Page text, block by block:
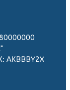
АКBBBY2X